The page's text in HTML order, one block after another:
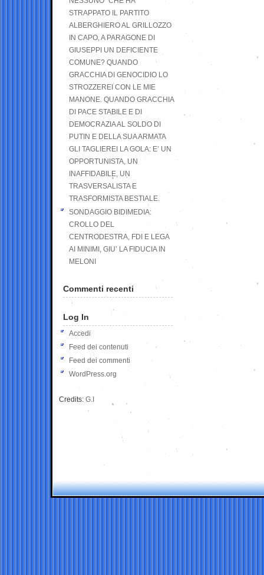
STRAPPATO IL PARTITO
ALBERGHIERO AL GRILLOZZO
IN CAPO, A PARAGONE DI
GIUSEPPI UN DEFICIENTE
COMUNE? QUANDO
GRACCHIA DI GENOCIDIO LO
STROZZEREI CON LE MIE
MANONE. QUANDO GRACCHIA
DI PACE STABILE E DI
DEMOCRAZIA AL SOLDO DI
PUTIN E DELLA SUA ARMATA
GLI TAGLIEREI LA GOLA: E’ UN
OPPORTUNISTA, UN
INAFFIDABILE, UN
TRASVERSALISTA E
TRASFORMISTA BESTIALE.
SONDAGGIO BIDIMEDIA:
CROLLO DEL
CENTRODESTRA, FDI E LEGA
AI MINIMI, GIU’ LA FIDUCIA IN
MELONI
Commenti recenti
Log In
Accedi
Feed dei contenuti
Feed dei commenti
WordPress.org
Credits: G.I